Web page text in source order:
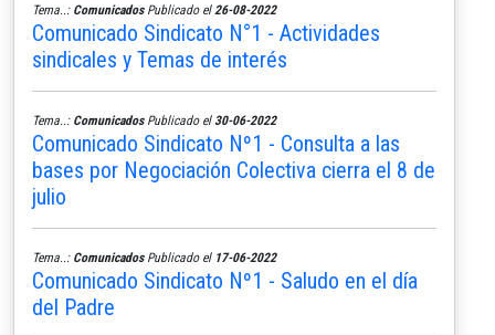
Tema..: ComunicadosPublicado el 26-08-2022
Comunicado Sindicato N°1 - Actividades
sindicales y Temas de interés
Tema..: ComunicadosPublicado el 30-06-2022
Comunicado Sindicato Nº1 - Consulta a las
bases por Negociación Colectiva cierra el 8 de
julio
Tema..: ComunicadosPublicado el 17-06-2022
Comunicado Sindicato Nº1 - Saludo en el día
del Padre